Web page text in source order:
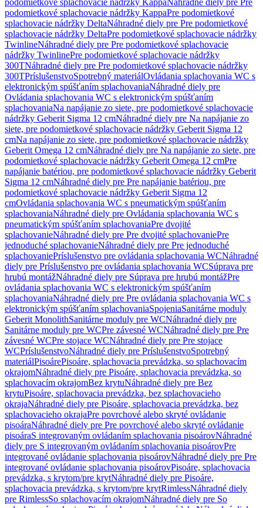
podomietkové splachovacie nádržky KappaNáhradné diely pre Pre
podomietkové splachovacie nádržky KappaPre podomietkové
splachovacie nádržky DeltaNáhradné diely pre Pre podomietkové
splachovacie nádržky DeltaPre podomietkové splachovacie nádržky
TwinlineNáhradné diely pre Pre podomietkové splachovacie
nádržky TwinlinePre podomietkové splachovacie nádržky
300TNáhradné diely pre Pre podomietkové splachovacie nádržky
300TPríslušenstvoSpotrebný materiálOvládania splachovania WC s
elektronickým spúšťaním splachovaniaNáhradné diely pre
Ovládania splachovania WC s elektronickým spúšťaním
splachovaniaNa napájanie zo siete, pre podomietkové splachovacie
nádržky Geberit Sigma 12 cmNáhradné diely pre Na napájanie zo
siete, pre podomietkové splachovacie nádržky Geberit Sigma 12
cmNa napájanie zo siete, pre podomietkové splachovacie nádržky
Geberit Omega 12 cmNáhradné diely pre Na napájanie zo siete, pre
podomietkové splachovacie nádržky Geberit Omega 12 cmPre
napájanie batériou, pre podomietkové splachovacie nádržky Geberit
Sigma 12 cmNáhradné diely pre Pre napájanie batériou, pre
podomietkové splachovacie nádržky Geberit Sigma 12
cmOvládania splachovania WC s pneumatickým spúšťaním
splachovaniaNáhradné diely pre Ovládania splachovania WC s
pneumatickým spúšťaním splachovaniaPre dvojité
splachovanieNáhradné diely pre Pre dvojité splachovaniePre
jednoduché splachovanieNáhradné diely pre Pre jednoduché
splachovaniePríslušenstvo pre ovládania splachovania WCNáhradné
diely pre Príslušenstvo pre ovládania splachovania WCSúprava pre
hrubú montážNáhradné diely pre Súprava pre hrubú montážPre
ovládania splachovania WC s elektronickým spúšťaním
splachovaniaNáhradné diely pre Pre ovládania splachovania WC s
elektronickým spúšťaním splachovaniaSpojeniaSanitárne moduly
Geberit MonolithSanitárne moduly pre WCNáhradné diely pre
Sanitárne moduly pre WCPre závesné WCNáhradné diely pre Pre
závesné WCPre stojace WCNáhradné diely pre Pre stojace
WCPríslušenstvoNáhradné diely pre PríslušenstvoSpotrebný
materiálPisoárePisoáre, splachovacia prevádzka, so splachovacím
okrajomNáhradné diely pre Pisoáre, splachovacia prevádzka, so
splachovacím okrajomBez krytuNáhradné diely pre Bez
krytuPisoáre, splachovacia prevádzka, bez splachovacieho
okrajaNáhradné diely pre Pisoáre, splachovacia prevádzka, bez
splachovacieho okrajaPre povrchové alebo skryté ovládanie
pisoáraNáhradné diely pre Pre povrchové alebo skryté ovládanie
pisoáraS integrovaným ovládaním splachovania pisoárovNáhradné
diely pre S integrovaným ovládaním splachovania pisoárovPre
integrované ovládanie splachovania pisoárovNáhradné diely pre Pre
integrované ovládanie splachovania pisoárovPisoáre, splachovacia
prevádzka, s krytom/pre krytNáhradné diely pre Pisoáre,
splachovacia prevádzka, s krytom/pre krytRimlessNáhradné diely
pre RimlessSo splachovacím okrajomNáhradné diely pre So